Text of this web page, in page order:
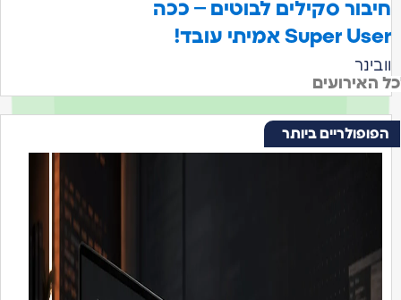
חיבור סקילים לבוטים – ככה
Super User אמיתי עובד!
וובינר
האירועים
הפופולריים ביותר